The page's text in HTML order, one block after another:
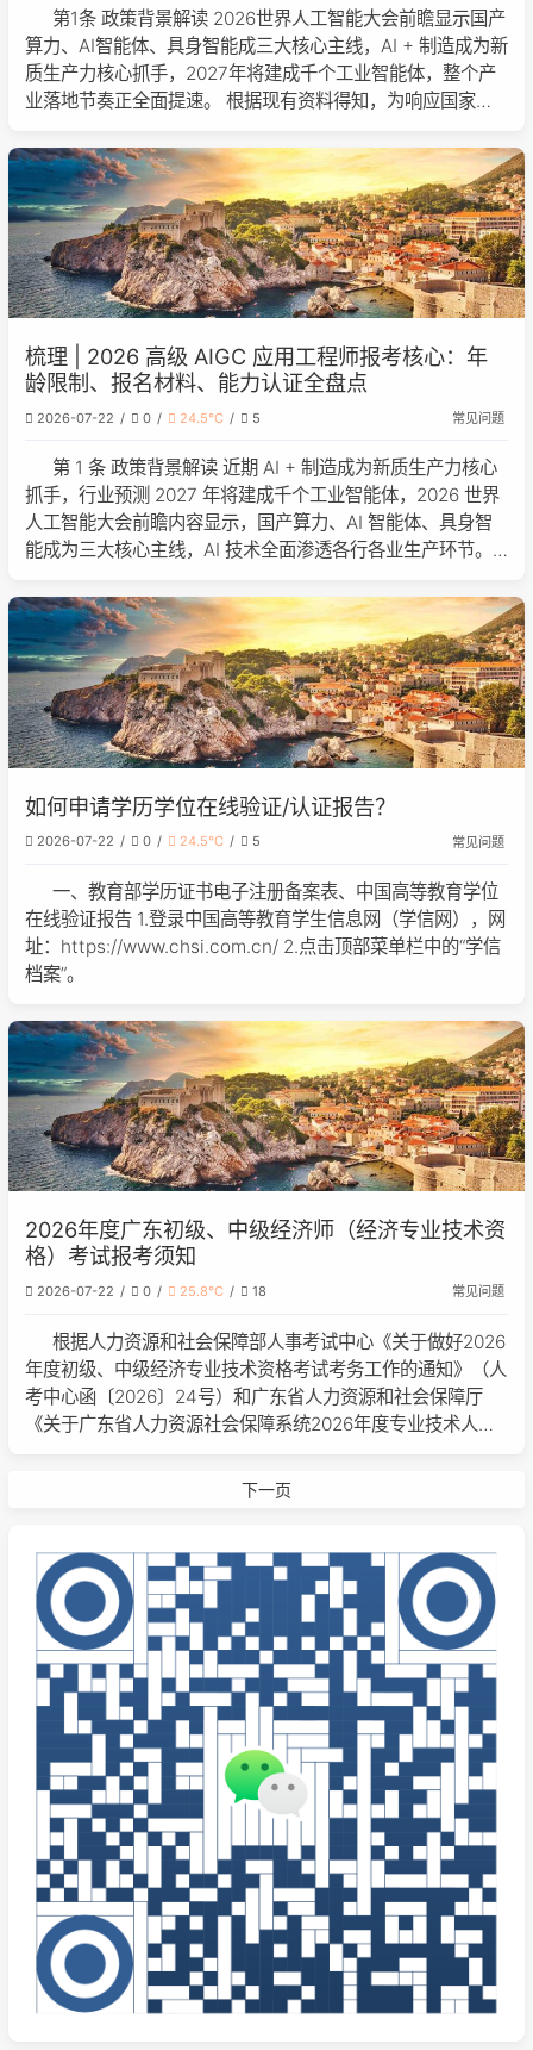
第1条 政策背景解读 2026世界人工智能大会前瞻显示国产
算力、AI智能体、具身智能成三大核心主线，AI + 制造成为新
质生产力核心抓手，2027年将建成千个工业智能体，整个产
业落地节奏正全面提速。 根据现有资料得知，为响应国家
智能人才发展体制
梳理 | 2026 高级 AIGC 应用工程师报考核心：年
龄限制、报名材料、能力认证全盘点
2026-07-22 0 24.5℃ 5 常见问题
第 1 条 政策背景解读 近期 AI + 制造成为新质生产力核心
抓手，行业预测 2027 年将建成千个工业智能体，2026 世界
人工智能大会前瞻内容显示，国产算力、AI 智能体、具身智
能成为三大核心主线，AI 技术全面渗透各行各业生产环节。
如何申请学历学位在线验证/认证报告？
2026-07-22 0 24.5℃ 5 常见问题
一、教育部学历证书电子注册备案表、中国高等教育学位
在线验证报告 1.登录中国高等教育学生信息网（学信网），网
址：https://www.chsi.com.cn/ 2.点击顶部菜单栏中的“学信
档案”。
2026年度广东初级、中级经济师（经济专业技术资
格）考试报考须知
2026-07-22 0 25.8℃ 18 常见问题
根据人力资源和社会保障部人事考试中心《关于做好2026
年度初级、中级经济专业技术资格考试考务工作的通知》（人
考中心函〔2026〕24号）和广东省人力资源和社会保障厅
《关于广东省人力资源社会保障系统2026年度专业技术人员
〔2026〕37号）要求，为方便下一页